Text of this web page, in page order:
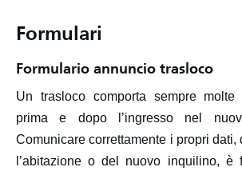
Formulari
Formulario annuncio trasloco
Un trasloco comporta sempre
prima e dopo l’ingresso nel
Comunicare correttamente i propri
l’abitazione o del nuovo inquilino, è